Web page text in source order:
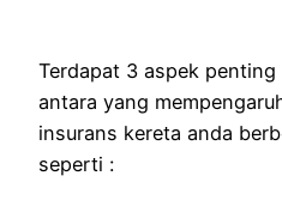
Terdapat 3 aspek penting
antara yang
insurans kereta anda
seperti :